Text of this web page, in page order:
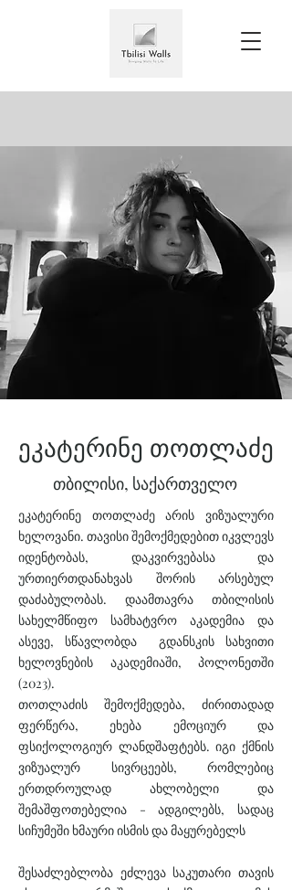
ეკატერინე თოთლაძე
თბილისი, საქართველო
ეკატერინე თოთლაძე არის ვიზუალური
ხელოვანი. თავისი შემოქმედებით იკვლევს
იდენტობას, დაკვირვებასა და
ურთიერთდანახვას შორის არსებულ
დაძაბულობას. დაამთავრა თბილისის
სახელმწიფო სამხატვრო აკადემია და
ასევე, სწავლობდა გდანსკის სახვითი
ხელოვნების აკადემიაში, პოლონეთში
(2023).
თოთლაძის შემოქმედება, ძირითადად
ფერწერა, ეხება ემოციურ და
ფსიქოლოგიურ ლანდშაფტებს. იგი ქმნის
ვიზუალურ სივრცეებს, რომლებიც
ერთდროულად ახლობელი და
შემაშფოთებელია - ადგილებს, სადაც
სიჩუმეში ხმაური ისმის და მაყურებელს
შესაძლებლობა ეძლევა საკუთარი თავის